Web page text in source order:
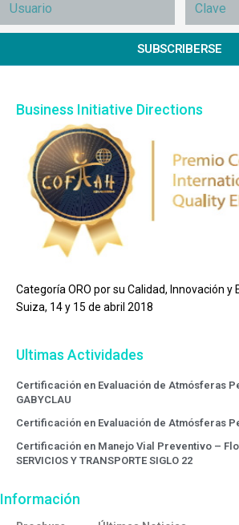
SUBSCRIBERSE
Business Initiative Directions
Categoría ORO por su Calidad, Innovación y
Suiza, 14 y 15 de abril 2018
Ultimas Actividades
Certificación en Evaluación de Atmósferas
GABYCLAU
Certificación en Evaluación de Atmósferas
Certificación en Manejo Vial Preventivo –
SERVICIOS Y TRANSPORTE SIGLO 22
Información